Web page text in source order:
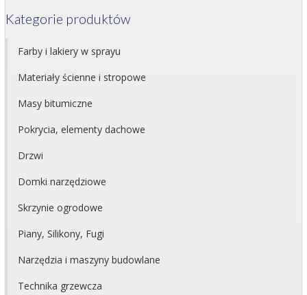
Kategorie produktów
Farby i lakiery w sprayu
Materiały ścienne i stropowe
Masy bitumiczne
Pokrycia, elementy dachowe
Drzwi
Domki narzędziowe
Skrzynie ogrodowe
Piany, Silikony, Fugi
Narzędzia i maszyny budowlane
Technika grzewcza